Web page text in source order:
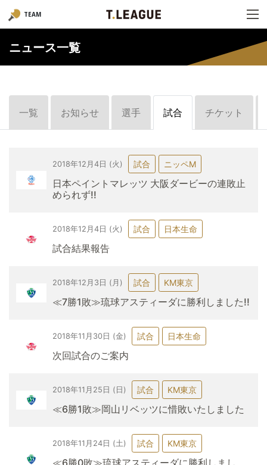
TEAM
ニュース一覧
一覧 お知らせ 選手 試合 チケット
2018年12月4日 (火) 試合 ニッペM
日本ペイントマレッツ 大阪ダービーの連敗止
められず!!
2018年12月4日 (火) 試合 日本生命
試合結果報告
2018年12月3日 (月) 試合 KM東京
≪7勝1敗≫琉球アスティーダに勝利しました!!
2018年11月30日 (金) 試合 日本生命
次回試合のご案内
2018年11月25日 (日) 試合 KM東京
≪6勝1敗≫岡山リベッツに惜敗いたしました
2018年11月24日 (土) 試合 KM東京
≪6勝0敗≫琉球アスティーダに勝利しまし